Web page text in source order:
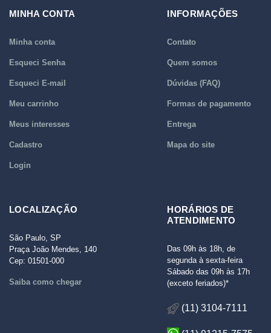
MINHA CONTA
Minha conta
Esqueci Senha
Esqueci E-mail
Meu carrinho
Meus interesses
Cadastro
Login
INFORMAÇÕES
Contato
Quem somos
Dúvidas (FAQ)
Formas de pagamento
Entrega
Mapa do site
LOCALIZAÇÃO
São Paulo, SP
Praça João Mendes, 140
Cep: 01501-000
Saiba como chegar
HORÁRIOS DE
ATENDIMENTO
Das 09h às 18h, de
segunda à sexta-feira
Sábado das 09h às 17h
(exceto feriados)*
(11) 3104-7111